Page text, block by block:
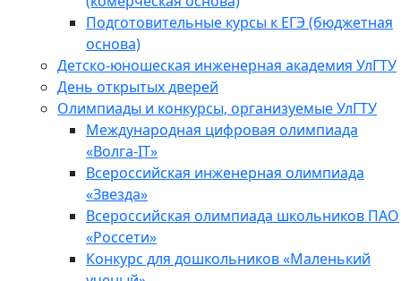
Подготовительные курсы к ЕГЭ (бюджетная
основа)
Детско-юношеская инженерная академия УлГТУ
День открытых дверей
Олимпиады и конкурсы, организуемые УлГТУ
Международная цифровая олимпиада
«Волга-IT»
Всероссийская инженерная олимпиада
«Звезда»
Всероссийская олимпиада школьников ПАО
«Россети»
Конкурс для дошкольников «Маленький